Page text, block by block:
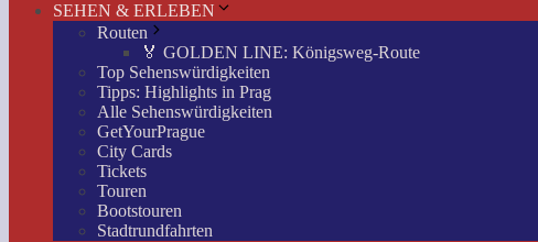
SEHEN & ERLEBEN
Routen
🏅 GOLDEN LINE: Königsweg-Route
Top Sehenswürdigkeiten
Tipps: Highlights in Prag
Alle Sehenswürdigkeiten
GetYourPrague
City Cards
Tickets
Touren
Bootstouren
Stadtrundfahrten